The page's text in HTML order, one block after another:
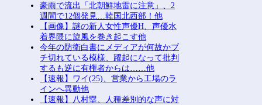
豪雨で流出「北朝鮮地雷に注意」、2
週間で12個発見…韓国北西部！他
【画像】謎の新人女性声優H、声優水
着界隈に旋風を巻き起こす他
今年の防衛白書にメディアが何故かブ
チ切れている模様、躍起になって批判
するも逆に有権者からは……他
【速報】ワイ(25)、営業から工場のラ
インへ異動他
【速報】八村塁、人種差別的な声に対